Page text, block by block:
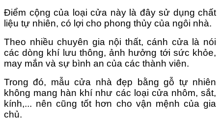
Điểm cộng của loại cửa này là đây sử dụng chất
liệu tự nhiên, có lợi cho phong thủy của ngôi nhà.
Theo nhiều chuyên gia nội thất, cánh cửa là nói
các dòng khí lưu thông, ảnh hưởng tới sức khỏe,
may mắn và sự bình an của các thành viên.
Trong đó, mẫu cửa nhà đẹp bằng gỗ tự nhiên
không mang hàn khí như các loại cửa nhôm, sắt,
kính,... nên cũng tốt hơn cho vận mệnh của gia
chủ.